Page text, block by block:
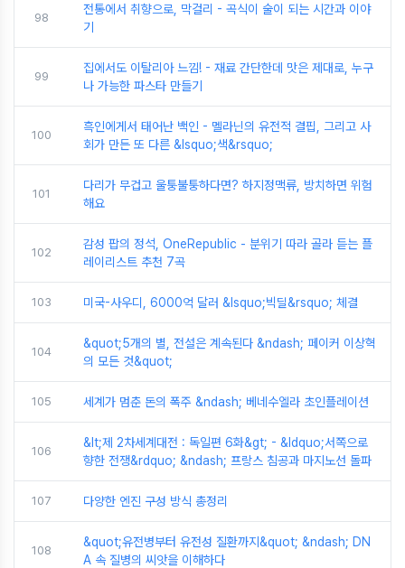
98
전통에서 취향으로, 막걸리 - 곡식이 술이 되는 시간과 이야
기
99
집에서도 이탈리아 느낌! - 재료 간단한데 맛은 제대로, 누구
나 가능한 파스타 만들기
100
흑인에게서 태어난 백인 - 멜라닌의 유전적 결핍, 그리고 사
회가 만든 또 다른 &lsquo;색&rsquo;
101
다리가 무겁고 울퉁불퉁하다면? 하지정맥류, 방치하면 위험
해요
102
감성 팝의 정석, OneRepublic - 분위기 따라 골라 듣는 플
레이리스트 추천 7곡
103 미국-사우디, 6000억 달러 &lsquo;빅딜&rsquo; 체결
104
&quot;5개의 별, 전설은 계속된다 &ndash; 페이커 이상혁
의 모든 것&quot;
105 세계가 멈춘 돈의 폭주 &ndash; 베네수엘라 초인플레이션
106
&lt;제 2차세계대전 : 독일편 6화&gt; - &ldquo;서쪽으로
향한 전쟁&rdquo; &ndash; 프랑스 침공과 마지노선 돌파
107 다양한 엔진 구성 방식 총정리
108
&quot;유전병부터 유전성 질환까지&quot; &ndash; DN
A 속 질병의 씨앗을 이해하다